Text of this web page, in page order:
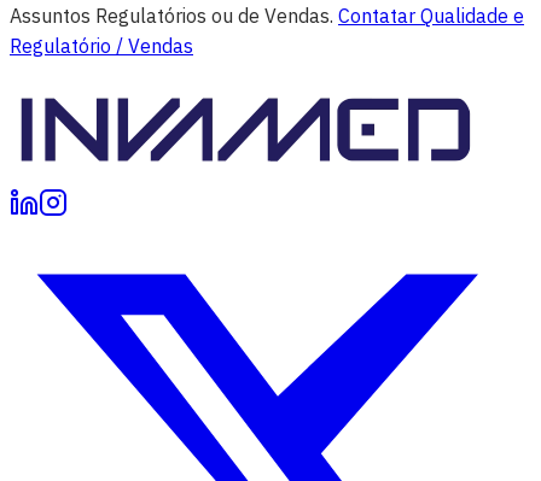
Assuntos Regulatórios ou de Vendas. Contatar Qualidade e
Regulatório / Vendas